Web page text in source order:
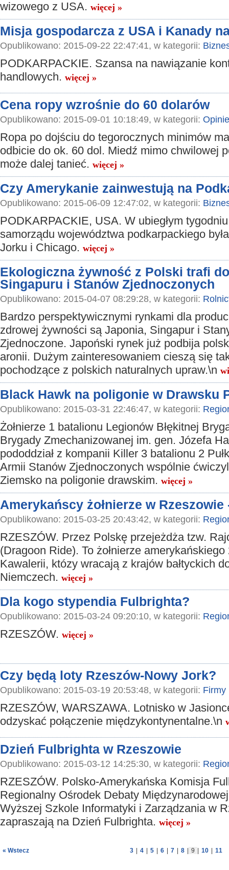
wizowego z USA. więcej »
Misja gospodarcza z USA i Kanady
Opublikowano: 2015-09-22 22:47:41, w kategorii:
PODKARPACKIE. Szansa na nawiązanie
handlowych. więcej »
Cena ropy wzrośnie do 60 dolarów
Opublikowano: 2015-09-01 10:18:49, w kategorii: Opinie
Ropa po dojściu do tegorocznych minimów
odbicie do ok. 60 dol. Miedź mimo chwilowej
może dalej tanieć. więcej »
Czy Amerykanie zainwestują na
Opublikowano: 2015-06-09 12:47:02, w kategorii:
PODKARPACKIE, USA. W ubiegłym
samorządu województwa podkarpackiego
Jorku i Chicago. więcej »
Ekologiczna żywność z Polski trafi
Singapuru i Stanów Zjednoczonych
Opublikowano: 2015-04-07 08:29:28, w kategorii:
Bardzo perspektywicznymi rynkami dla
zdrowej żywności są Japonia, Singapur i
Zjednoczone. Japoński rynek już podbija
aronii. Dużym zainteresowaniem cieszą się
pochodzące z polskich naturalnych upraw.\n
Black Hawk na poligonie w Drawsku
Opublikowano: 2015-03-31 22:46:47, w kategorii:
Żołnierze 1 batalionu Legionów Błękitnej
Brygady Zmechanizowanej im. gen. Józefa
pododdział z kompanii Killer 3 batalionu 2
Armii Stanów Zjednoczonych wspólnie
Ziemsko na poligonie drawskim. więcej »
Amerykańscy żołnierze w Rzeszowie
Opublikowano: 2015-03-25 20:43:42, w kategorii:
RZESZÓW. Przez Polskę przejeżdża tzw.
(Dragoon Ride). To żołnierze amerykańskiego
Kawalerii, któzy wracają z krajów bałtyckich
Niemczech. więcej »
Dla kogo stypendia Fulbrighta?
Opublikowano: 2015-03-24 09:20:10, w kategorii:
RZESZÓW. więcej »
Czy będą loty Rzeszów-Nowy Jork?
Opublikowano: 2015-03-19 20:53:48, w kategorii: Firmy
RZESZÓW, WARSZAWA. Lotnisko w
odzyskać połączenie międzykontynentalne.\n
Dzień Fulbrighta w Rzeszowie
Opublikowano: 2015-03-12 14:25:30, w kategorii:
RZESZÓW. Polsko-Amerykańska Komisja
Regionalny Ośrodek Debaty
Wyższej Szkole Informatyki i Zarządzania w
zapraszają na Dzień Fulbrighta. więcej »
« Wstecz 3 4 5 6 7 8 9 10 11